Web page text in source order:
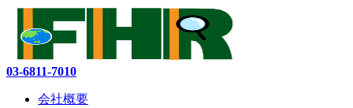
03-6811-7010
会社概要